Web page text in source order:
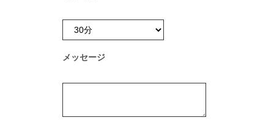
メッセージ